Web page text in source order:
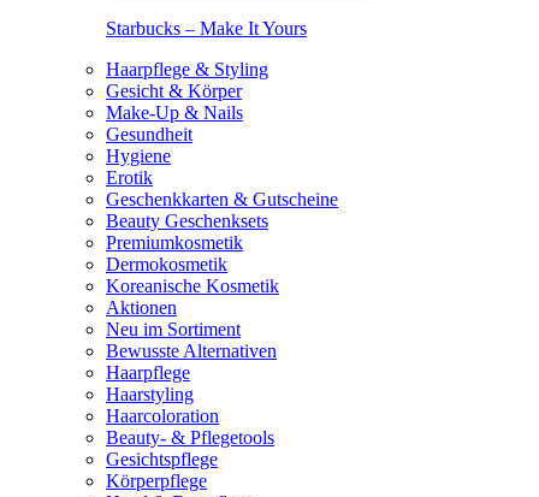
Starbucks – Make It Yours
Haarpflege & Styling
Gesicht & Körper
Make-Up & Nails
Gesundheit
Hygiene
Erotik
Geschenkkarten & Gutscheine
Beauty Geschenksets
Premiumkosmetik
Dermokosmetik
Koreanische Kosmetik
Aktionen
Neu im Sortiment
Bewusste Alternativen
Haarpflege
Haarstyling
Haarcoloration
Beauty- & Pflegetools
Gesichtspflege
Körperpflege